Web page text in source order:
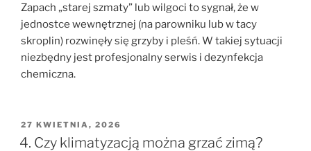
Zapach „starej szmaty” lub wilgoci to sygnał, że w
jednostce wewnętrznej (na parowniku lub w tacy
skroplin) rozwinęły się grzyby i pleśń. W takiej sytuacji
niezbędny jest profesjonalny serwis i dezynfekcja
chemiczna.
OPUBLIKOWANE
W
27 KWIETNIA, 2026
4. Czy klimatyzacją można grzać zimą?